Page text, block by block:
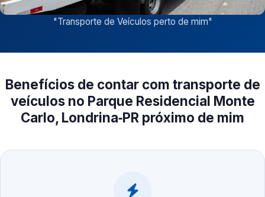
"Transporte de Veículos perto de mim"
Benefícios de contar com transporte de
veículos no Parque Residencial Monte
Carlo, Londrina‑PR próximo de mim